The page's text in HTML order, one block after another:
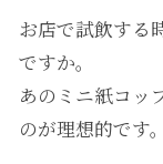
お店で試飲する
ですか。
あのミニ紙コッ
のが理想的です。